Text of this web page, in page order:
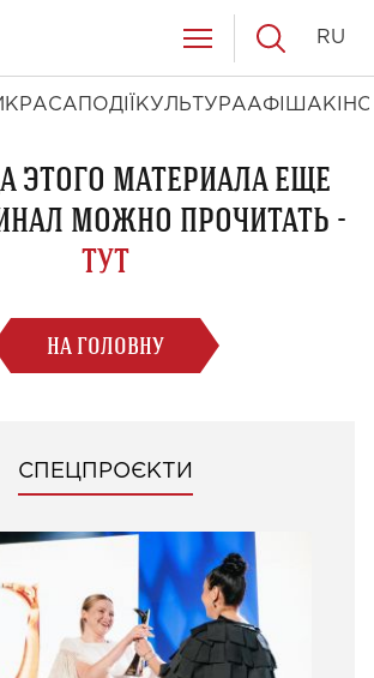
КРАСА ПОДІЇ КУЛЬТУРААФІША КІНО
RU
ЭТОГО МАТЕРИАЛА ЕЩЕ
МОЖНО ПРОЧИТАТЬ -
ТУТ
НА ГОЛОВНУ
СПЕЦПРОЄКТИ